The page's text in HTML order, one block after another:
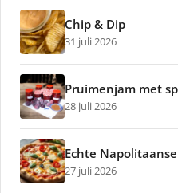
Chip & Dip
31 juli 2026
Pruimenjam met
28 juli 2026
Echte
27 juli 2026